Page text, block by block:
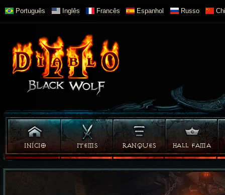
Português Inglês Francês Espanhol Russo
INÍCIO ITEMS RANQUES HALL FAMA